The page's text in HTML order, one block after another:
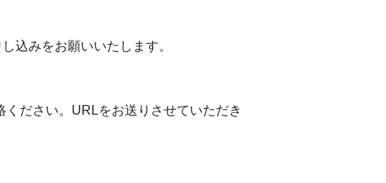
込みをお願いいたします。
ださい。URLをお送りさせていただき